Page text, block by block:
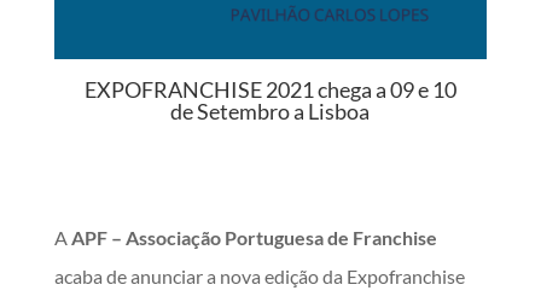
EXPOFRANCHISE 2021 chega a 09 e 10
de Setembro a Lisboa
AAPF – Associação Portuguesa de Franchise
acaba de anunciar a nova edição da Expofranchise